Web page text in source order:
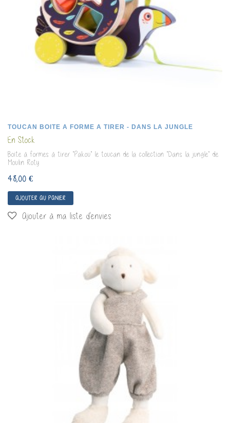
TOUCAN BOITE A FORME A TIRER - DANS LA JUNGLE
En Stock
Boite à formes à tirer "Pakou" le toucan de la collection "Dans la jungle" de
Moulin Roty
48,00 €
AJOUTER AU PANIER
Ajouter à ma liste d'envies